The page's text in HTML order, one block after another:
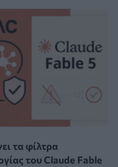
τα φίλτρα
του Claude Fable